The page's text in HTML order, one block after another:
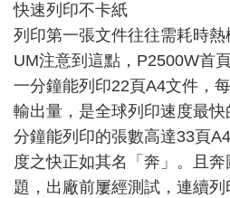
快速列印不卡紙
列印第一張文件往往需耗時
UM注意到這點，P2500W首
一分鐘能列印22頁A4文件，
輸出量，是全球列印速度最
分鐘能列印的張數高達33頁
度之快正如其名「奔」。且
題，出廠前屢經測試，連續列